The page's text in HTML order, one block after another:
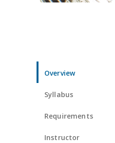
Overview
Syllabus
Requirements
Instructor